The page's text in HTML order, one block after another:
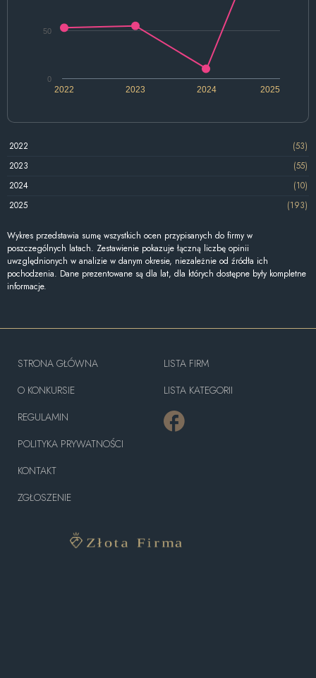
2022 2024
2023 2025
0
50
2022
(53)
2023
(55)
2024
(10)
2025
(193)
Wykres przedstawia sumę wszystkich ocen przypisanych do firmy w
poszczególnych latach. Zestawienie pokazuje łączną liczbę opinii
uwzględnionych w analizie w danym okresie, niezależnie od źródła ich
pochodzenia. Dane prezentowane są dla lat, dla których dostępne były kompletne
informacje.
STRONA GŁÓWNA
O KONKURSIE
REGULAMIN
POLITYKA PRYWATNOŚCI
KONTAKT
ZGŁOSZENIE
LISTA FIRM
LISTA KATEGORII